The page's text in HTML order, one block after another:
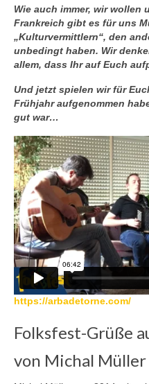
Wie auch immer, wir wollen
Frankreich gibt es für uns
„Kulturvermittlern“, den
unbedingt haben. Wir
allem, dass Ihr auf Euch
Und jetzt spielen wir für
Frühjahr aufgenommen
gut war…
https://arbadetorne.com/
Folksfest-Grüße
von Michal Müller